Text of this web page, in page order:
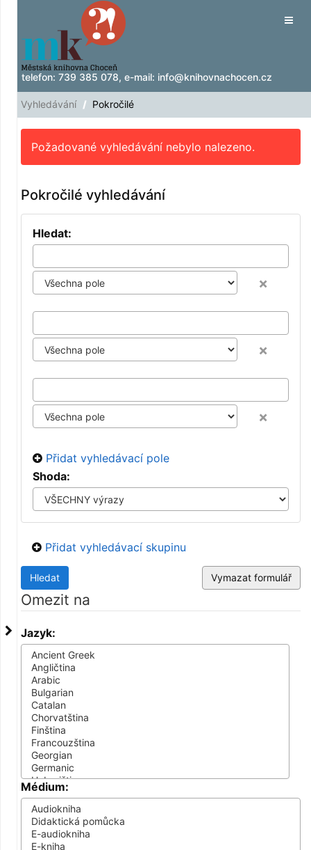
Přeskočit na obsah
telefon: 739 385 078, e-mail: info@knihovnachocen.cz
Vyhledávání Pokročilé
Požadované vyhledávání nebylo nalezeno.
Pokročilé vyhledávání
Hledat:
×
×
×
Přidat vyhledávací pole
Shoda:
Přidat vyhledávací skupinu
Omezit na
Jazyk:
Médium: